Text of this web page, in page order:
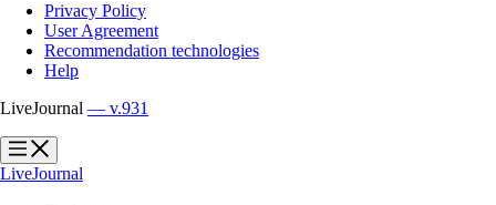
Privacy Policy
User Agreement
Recommendation technologies
Help
LiveJournal — v.931
?
?
LiveJournal